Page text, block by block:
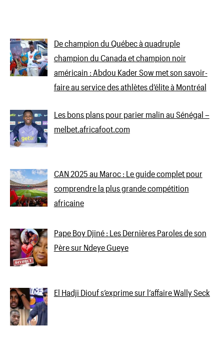
De champion du Québec à quadruple
champion du Canada et champion noir
américain : Abdou Kader Sow met son savoir-
faire au service des athlètes d’élite à Montréal
Les bons plans pour parier malin au Sénégal –
melbet.africafoot.com
CAN 2025 au Maroc : Le guide complet pour
comprendre la plus grande compétition
africaine
Pape Boy Djiné : Les Dernières Paroles de son
Père sur Ndeye Gueye
El Hadji Diouf s’exprime sur l’affaire Wally Seck